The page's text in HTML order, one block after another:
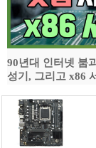
90년대 인터넷 붐
성기, 그리고 x86